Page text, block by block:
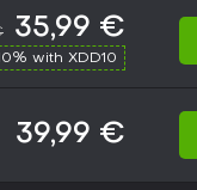
35,99 €
with XDD10
39,99 €